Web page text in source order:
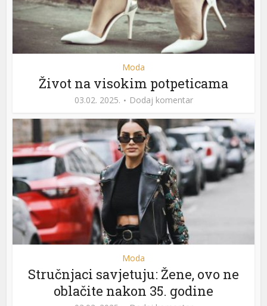
Moda
Život na visokim potpeticama
03.02. 2025. Dodaj komentar
Moda
Stručnjaci savjetuju: Žene, ovo ne
oblačite nakon 35. godine